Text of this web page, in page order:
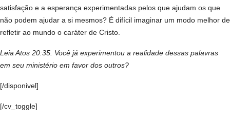
satisfação e a esperança experimentadas pelos que ajudam os que
não podem ajudar a si mesmos? É difícil imaginar um modo melhor de
refletir ao mundo o caráter de Cristo.
Leia Atos 20:35. Você já experimentou a realidade dessas palavras
em seu ministério em favor dos outros?
[/disponivel]
[/cv_toggle]